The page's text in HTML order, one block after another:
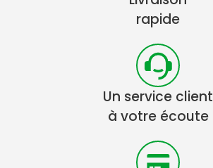
rapide
Un service client
à votre écoute